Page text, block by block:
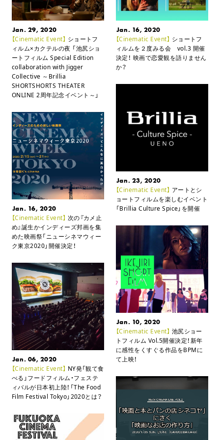
Jan. 29, 2020
【Cinematic Event】 ショートフ
ィルム×カクテルの夜 「池尻ショ
ートフィルム Special Edition
collaboration with Jigger
Collective ～Brillia
SHORTSHORTS THEATER
ONLINE 2周年記念イベント～」
Jan. 16, 2020
【Cinematic Event】 ショートフ
ィルムを２度みる会 vol.3 開催
決定！ 映画で恋愛観を語りません
か？
Jan. 23, 2020
【Cinematic Event】 アートとシ
ョートフィルムを楽しむイベント
「Brillia Culture Spice」を開催
Jan. 16, 2020
【Cinematic Event】 次の『カメ止
め』誕生かインディーズ邦画を集
めた映画祭「ニューシネマウィー
ク東京2020」開催決定！
Jan. 10, 2020
【Cinematic Event】 池尻ショー
トフィルム Vol.5開催決定！新年
に感性をくすぐる作品をBPMに
て上映！
Jan. 06, 2020
【Cinematic Event】 NY発「観て食
べる」フードフィルム・フェステ
ィバルが日本初上陸！ 「The Food
Film Festival Tokyo」2020とは？